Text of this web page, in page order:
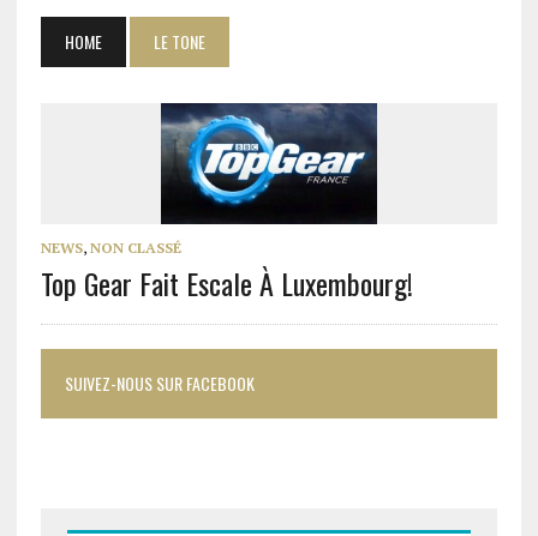
HOME LE TONE
NEWS, NON CLASSÉ
Top Gear Fait Escale À Luxembourg!
SUIVEZ-NOUS SUR FACEBOOK